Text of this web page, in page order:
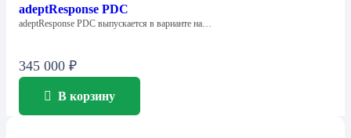
adeptResponse PDC
adeptResponse PDC выпускается в варианте на…
345 000 ₽
В корзину